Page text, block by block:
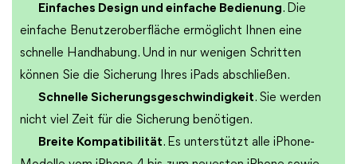
Einfaches Design und einfache Bedienung. Die
einfache Benutzeroberfläche ermöglicht Ihnen eine
schnelle Handhabung. Und in nur wenigen Schritten
können Sie die Sicherung Ihres iPads abschließen.
Schnelle Sicherungsgeschwindigkeit. Sie werden
nicht viel Zeit für die Sicherung benötigen.
Breite Kompatibilität. Es unterstützt alle iPhone-